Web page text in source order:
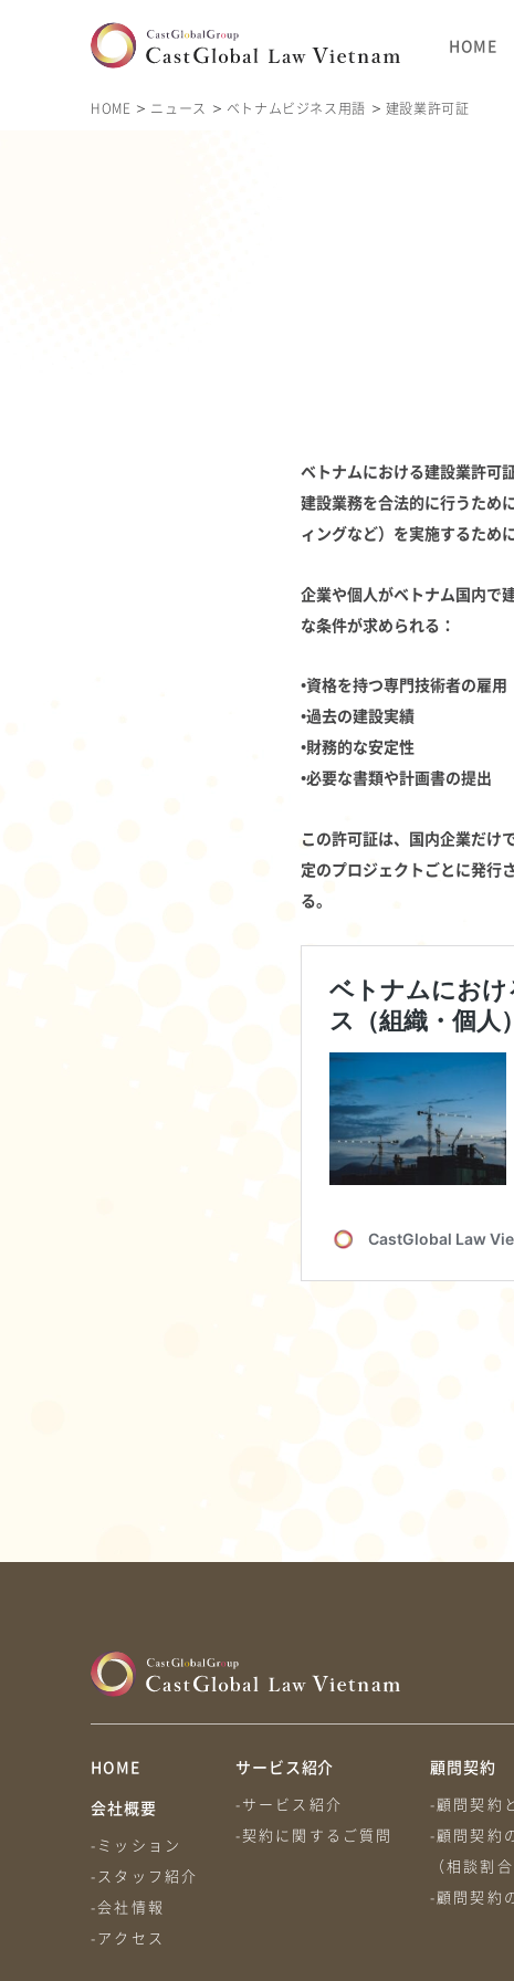
HOME
HOME ニュース ベトナムビジネス用語 建設業許可証
ベトナムにおける建設業許可
建設業務を合法的に行うため
ィングなど）を実施するため
企業や個人がベトナム国内で
な条件が求められる：
•資格を持つ専門技術者の雇用
•過去の建設実績
•財務的な安定性
•必要な書類や計画書の提出
この許可証は、国内企業だけ
定のプロジェクトごとに発行
る。
HOME
会社概要
-ミッション
-スタッフ紹介
-会社情報
-アクセス
サービス紹介
-サービス紹介
-契約に関するご質問
顧問契約
-顧問契約
-顧問契約
（相談割
-顧問契約